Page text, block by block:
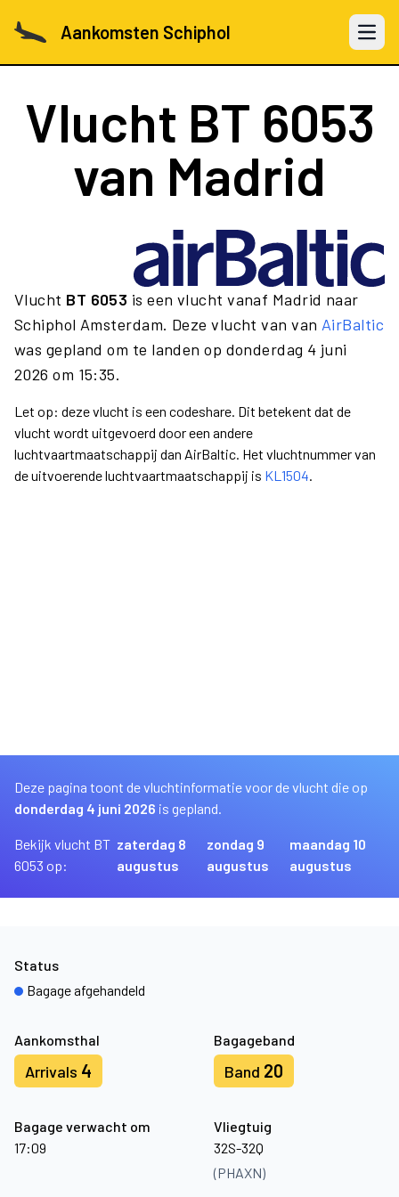
Aankomsten Schiphol Open
Vlucht BT 6053
van Madrid
Vlucht BT 6053 is een vlucht vanaf Madrid naar
Schiphol Amsterdam. Deze vlucht van van AirBaltic
was gepland om te landen op donderdag 4 juni
2026 om 15:35.
Let op: deze vlucht is een codeshare. Dit betekent dat de
vlucht wordt uitgevoerd door een andere
luchtvaartmaatschappij dan AirBaltic. Het vluchtnummer van
de uitvoerende luchtvaartmaatschappij is KL1504.
Deze pagina toont de vluchtinformatie voor de vlucht die op
donderdag 4 juni 2026 is gepland.
Bekijk vlucht BT
6053 op:
zaterdag 8
augustus
zondag 9
augustus
maandag 10
augustus
Aankomsthal
Arrivals 4
Bagageband
Band 20
Bagage verwacht om
17:09
Vliegtuig
32S-32Q
(PHAXN)
Status
Bagage afgehandeld